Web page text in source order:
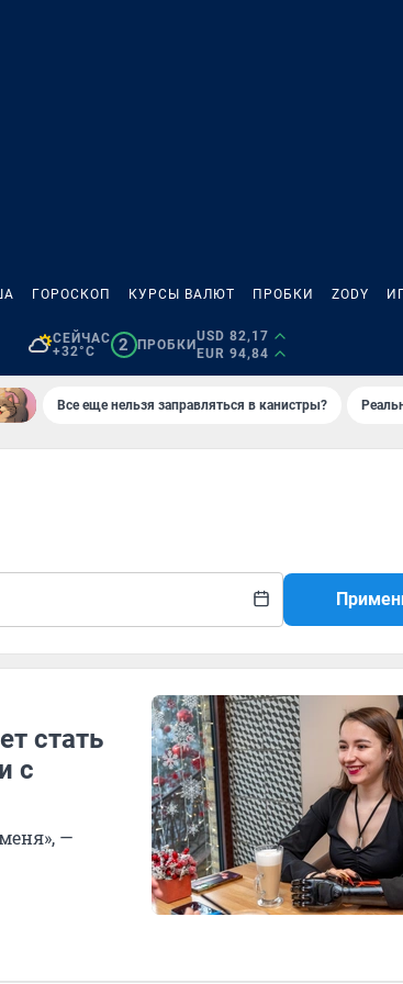
ГОРОСКОП КУРСЫ ВАЛЮТ ПРОБКИ ZODY
СЕЙЧАС
+32°C
2 ПРОБКИ
USD 82,17
EUR 94,84
Все еще нельзя заправляться в канистры?
стать
с
—